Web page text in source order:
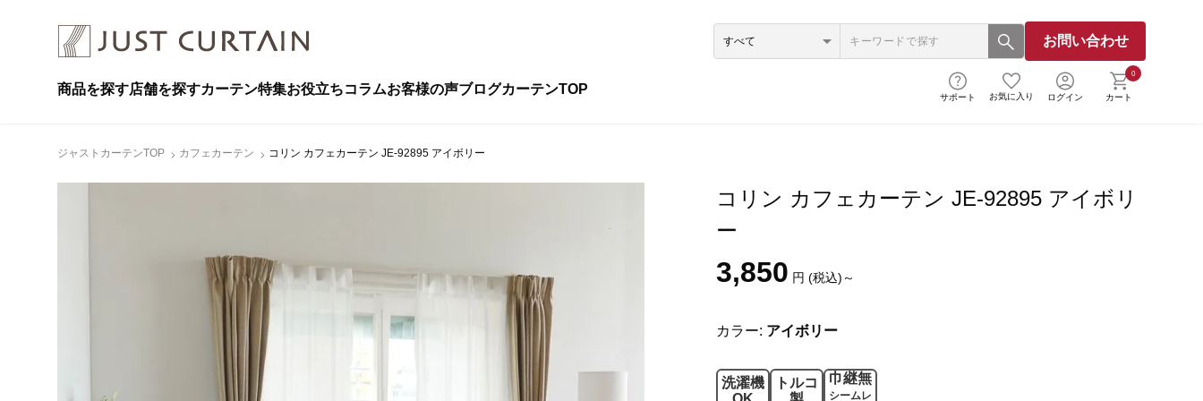
お問い合わせ
商品を探す店舗を探すカーテン特集お役立ちコラムお客様の声ブログカーテンTOP
サポート お気に入り ログイン
0
カート
ジャストカーテンTOP カフェカーテン コリン カフェカーテン JE-92895 アイボリー
コリン カフェカーテン JE-92895 アイボリ
ー
3,850 円 (税込)～
カラー: アイボリー
洗濯機
トルコ
巾継無
シームレ